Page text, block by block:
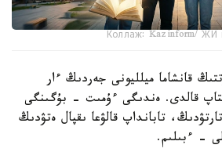
Коллаж: Kazinform/ ЖИ
قانشاما ميلليونى جەردىڭ ءار
قالدى. ەندىگى ءۇمىت - بۇگىنگى
تابانداپ قالۋعا ىقپال ەتۋدىڭ
- ءبىلىم.